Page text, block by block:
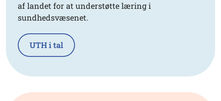
af landet for at understøtte læring i
sundhedsvæsenet.
UTH i tal